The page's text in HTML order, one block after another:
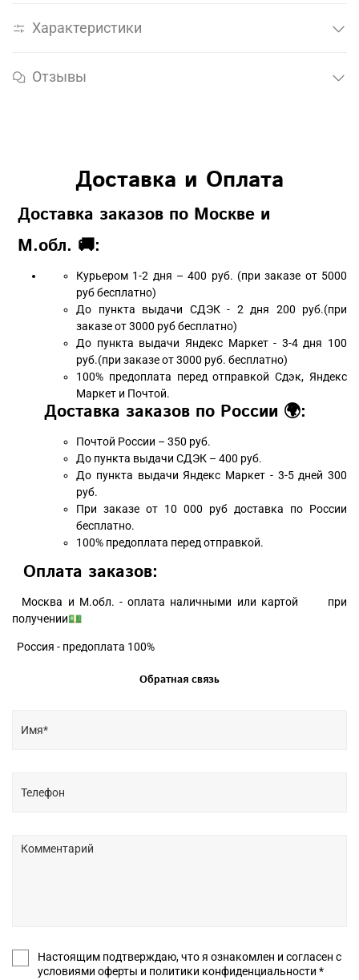
Характеристики
Отзывы
Доставка и Оплата
Доставка заказов по Москве и
М.обл. 🚚:
Курьером 1-2 дня – 400 руб. (при заказе от 5000
руб бесплатно)
До пункта выдачи СДЭК - 2 дня 200 руб.(при
заказе от 3000 руб бесплатно)
До пункта выдачи Яндекс Маркет - 3-4 дня 100
руб.(при заказе от 3000 руб. бесплатно)
100% предоплата перед отправкой Сдэк, Яндекс
Маркет и Почтой.
Доставка заказов по России 🌍:
Почтой России – 350 руб.
До пункта выдачи СДЭК – 400 руб.
До пункта выдачи Яндекс Маркет - 3-5 дней 300
руб.
При заказе от 10 000 руб доставка по России
бесплатно.
100% предоплата перед отправкой.
Оплата заказов:
Москва и М.обл. - оплата наличными или картой при
получении💵
Россия - предоплата 100%
Обратная связь
Настоящим подтверждаю, что я ознакомлен и согласен с
условиями оферты и политики конфиденциальности *